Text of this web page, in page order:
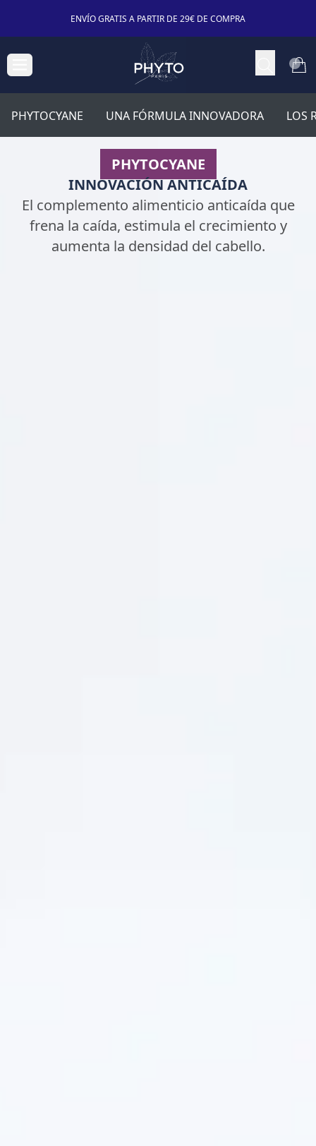
ENVÍO GRATIS A PARTIR DE 29€ DE COMPRA
PHYTOCYANE UNA FÓRMULA INNOVADORA LOS
PHYTOCYANE
INNOVACIÓN ANTICAÍDA
El complemento alimenticio anticaída que
frena la caída, estimula el crecimiento y
aumenta la densidad del cabello.